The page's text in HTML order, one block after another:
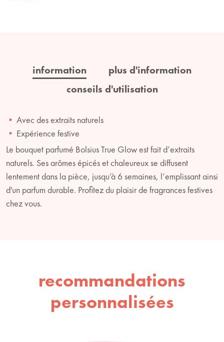
information
plus d'information
conseils d'utilisation
Avec des extraits naturels
Expérience festive
Le bouquet parfumé Bolsius True Glow est fait d’extraits
naturels. Ses arômes épicés et chaleureux se diffusent
lentement dans la pièce, jusqu’à 6 semaines, l’emplissant ainsi
d'un parfum durable. Profitez du plaisir de fragrances festives
chez vous.
recommandations
personnalisées